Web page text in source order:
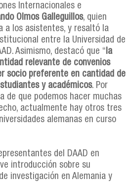
Internacionales e
Olmos Galleguillos, quien
a los asistentes, y resaltó la
entre la Universidad de
Asimismo, destacó que “ la
relevante de convenios
socio preferente en cantidad de
y académicos. Por
de que podemos hacer muchas
actualmente hay otros tres
alemanas en curso
del DAAD en
introducción sobre su
investigación en Alemania y